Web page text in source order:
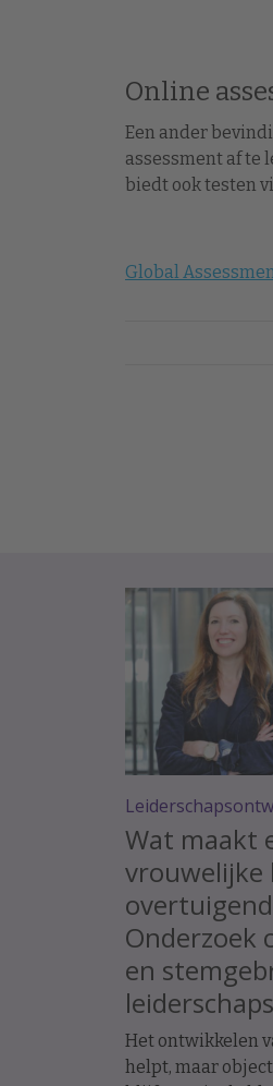
Online
Een ander
assessment af te
biedt ook testen
Global
Wat maakt
vrouwelijke
Onderzoek
en
Het ontwikkelen
helpt, maar